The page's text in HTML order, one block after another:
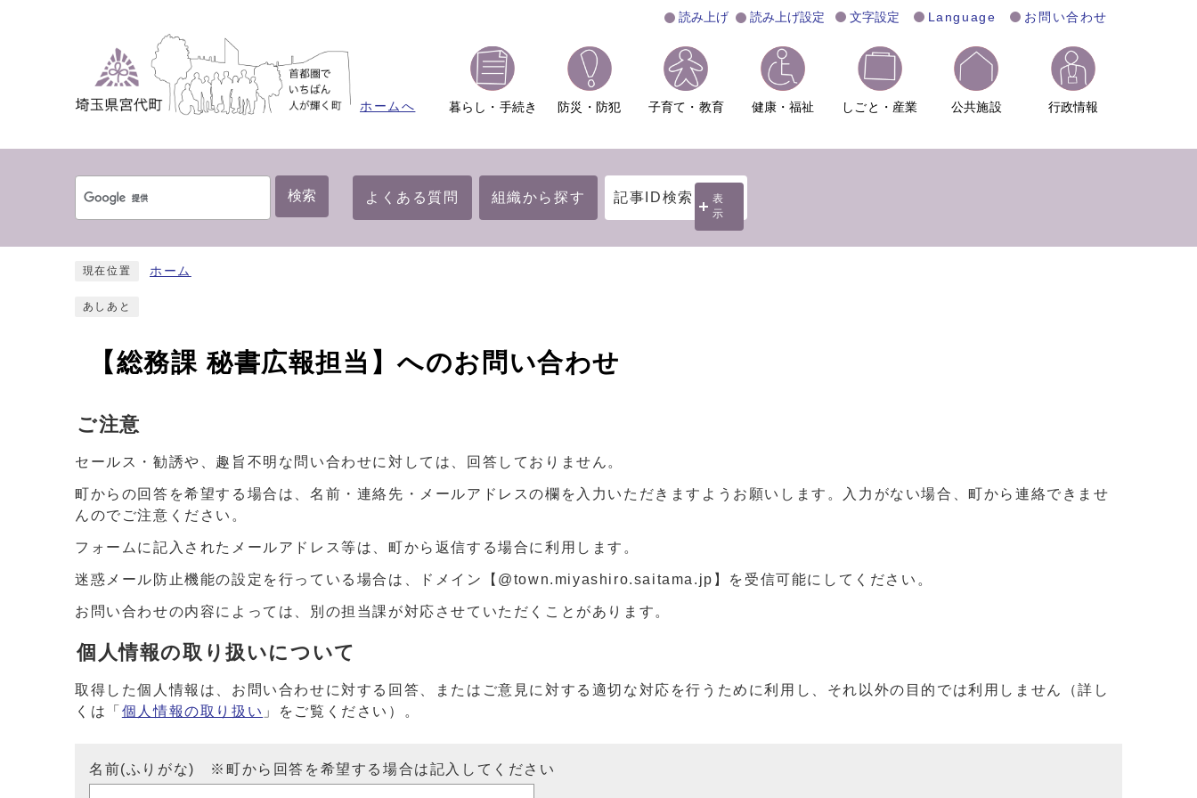
読み上げ 読み上げ設定 文字設定 Language お問い合わせ
ホームへ 暮らし・手続き 防災・防犯 子育て・教育 健康・福祉 しごと・産業 公共施設 行政情報
検索 よくある質問 組織から探す 記事ID検索
表
示
現在位置 ホーム
あしあと
【総務課 秘書広報担当】へのお問い合わせ
ご注意
セールス・勧誘や、趣旨不明な問い合わせに対しては、回答しておりません。
町からの回答を希望する場合は、名前・連絡先・メールアドレスの欄を入力いただきますようお願いします。入力がない場合、町から連絡できませ
んのでご注意ください。
フォームに記入されたメールアドレス等は、町から返信する場合に利用します。
迷惑メール防止機能の設定を行っている場合は、ドメイン【@town.miyashiro.saitama.jp】を受信可能にしてください。
お問い合わせの内容によっては、別の担当課が対応させていただくことがあります。
個人情報の取り扱いについて
取得した個人情報は、お問い合わせに対する回答、またはご意見に対する適切な対応を行うために利用し、それ以外の目的では利用しません（詳し
くは「 個人情報の取り扱い 」をご覧ください）。
名前(ふりがな) ※町から回答を希望する場合は記入してください